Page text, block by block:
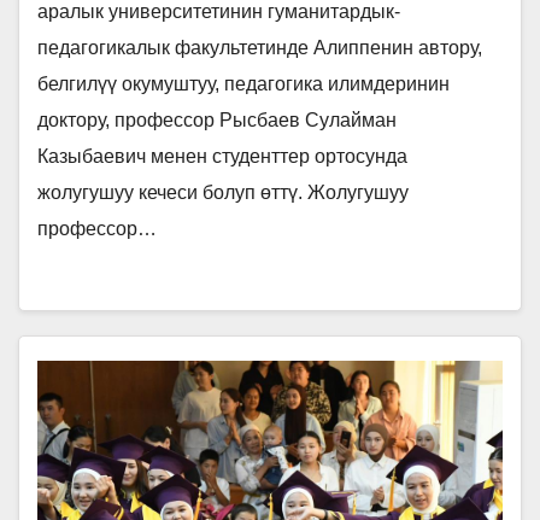
аралык университетинин гуманитардык-
педагогикалык факультетинде Алиппенин автору,
белгилүү окумуштуу, педагогика илимдеринин
доктору, профессор Рысбаев Сулайман
Казыбаевич менен студенттер ортосунда
жолугушуу кечеси болуп өттү. Жолугушуу
профессор…